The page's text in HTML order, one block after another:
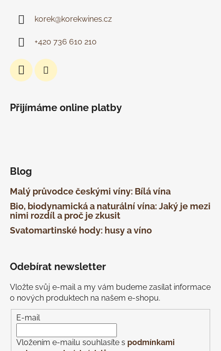
korek@korekwines.cz
+420 736 610 210
Přijímáme online platby
Blog
Malý průvodce českými víny: Bílá vína
Bio, biodynamická a naturální vína: Jaký je mezi
nimi rozdíl a proč je zkusit
Svatomartinské hody: husy a víno
Odebírat newsletter
Vložte svůj e-mail a my vám budeme zasílat informace
o nových produktech na našem e-shopu.
E-mail
Vložením e-mailu souhlasíte s podmínkami